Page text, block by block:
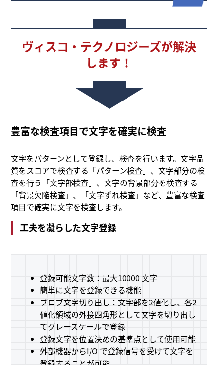
ヴィスコ・テクノロジーズが解決
します！
豊富な検査項目で文字を確実に検査
文字をパターンとして登録し、検査を行います。文字品
質をスコアで検査する「パターン検査」、文字部分の検
査を行う「文字部検査」、文字の背景部分を検査する
「背景欠陥検査」、「文字ずれ検査」など、豊富な検査
項目で確実に文字を検査します。
工夫を凝らした文字登録
登録可能文字数：最大10000 文字
簡単に文字を登録できる機能
ブロブ文字切り出し：文字部を2値化し、各2
値化領域の外接四角形として文字を切り出し
てグレースケールで登録
登録文字を位置決めの基準点として使用可能
外部機器からI/O で登録信号を受けて文字を